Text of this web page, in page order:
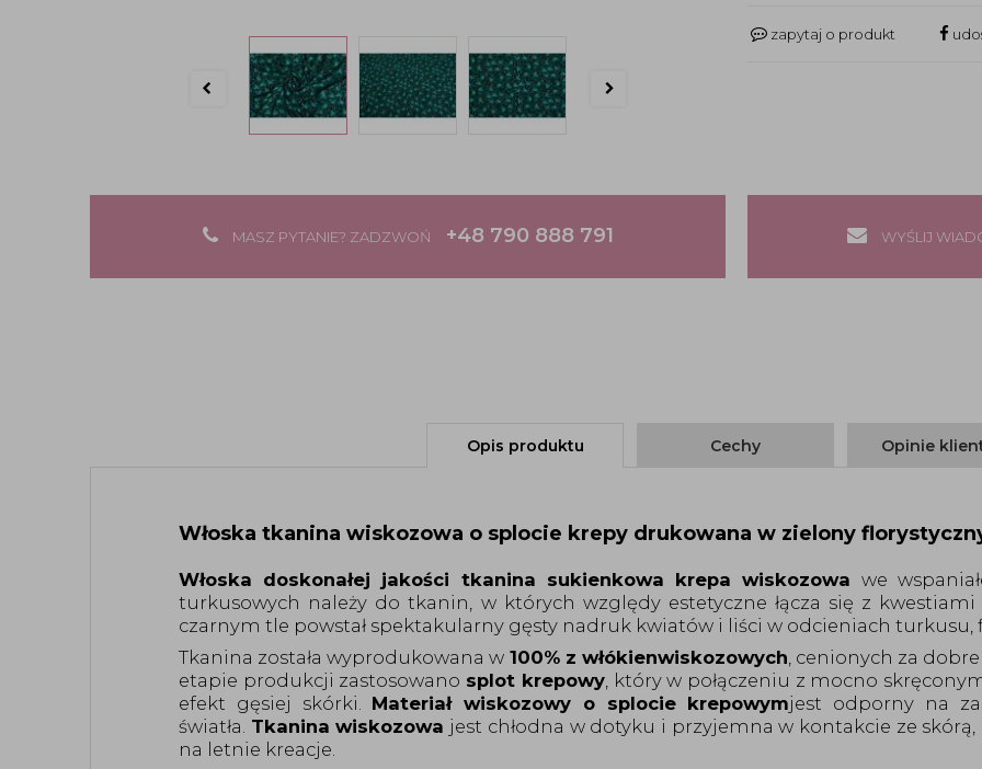
zapytaj o produkt
MASZ PYTANIE? ZADZWOŃ +48 790 888 791 WYŚLIJ
Opis produktu Cechy Opinie
Włoska tkanina wiskozowa o splocie krepy drukowana w zielony
Włoska doskonałej jakości tkanina sukienkowa krepa wiskozowawe
turkusowych należy do tkanin, w których względy estetyczne łącza się z
czarnym tle powstał spektakularny gęsty nadruk kwiatów i liści w odcieniach turkusu,
Tkanina została wyprodukowana w 100% z włókienwiskozowych, cenionych za
etapie produkcji zastosowano splot krepowy, który w połączeniu z mocno
efekt gęsiej skórki. Materiałwiskozowy o splocie krepowymjest odporny na
światła. Tkanina wiskozowa jest chłodna w dotyku i przyjemna w kontakcie ze
na letnie kreacje.